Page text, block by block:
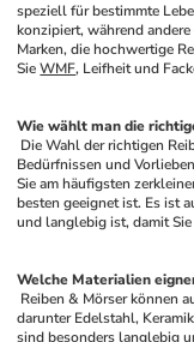
speziell für bestimmte
konzipiert, während
Marken, die hochwertige
Sie WMF, Leifheit und
Wie wählt man die
Bedürfnissen und
Sie am häufigsten
besten geeignet ist. Es ist
und langlebig ist, damit
Welche Materialien
darunter Edelstahl,
sind besonders langlebig